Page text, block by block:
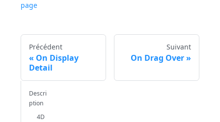
page
Précédent
On Display
Detail
Suivant
On Drag Over
Descri
ption
4D